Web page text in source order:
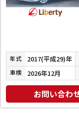
年式 2017(平成29)年
車検 2026年12月
お問い合わ